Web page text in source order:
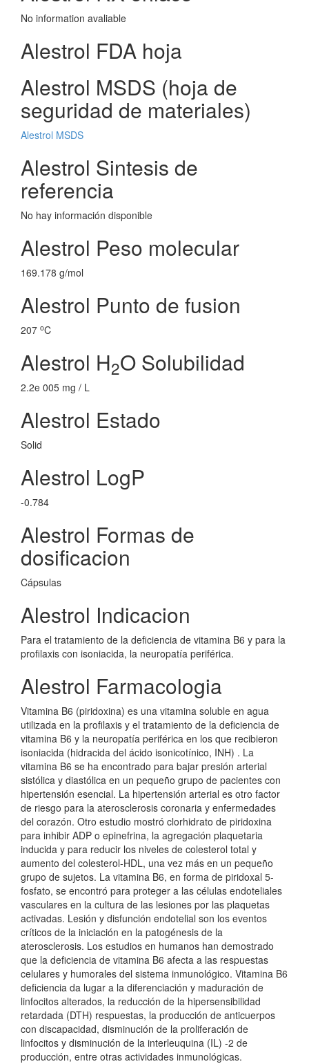
No information avaliable
Alestrol FDA hoja
Alestrol MSDS (hoja de
seguridad de materiales)
Alestrol MSDS
Alestrol Sintesis de
referencia
No hay información disponible
Alestrol Peso molecular
169.178 g/mol
Alestrol Punto de fusion
207 oC
Alestrol H2O Solubilidad
2.2e 005 mg / L
Alestrol Estado
Solid
Alestrol LogP
-0.784
Alestrol Formas de
dosificacion
Cápsulas
Alestrol Indicacion
Para el tratamiento de la deficiencia de vitamina B6 y para la
profilaxis con isoniacida, la neuropatía periférica.
Alestrol Farmacologia
Vitamina B6 (piridoxina) es una vitamina soluble en agua
utilizada en la profilaxis y el tratamiento de la deficiencia de
vitamina B6 y la neuropatía periférica en los que recibieron
isoniacida (hidracida del ácido isonicotínico, INH) . La
vitamina B6 se ha encontrado para bajar presión arterial
sistólica y diastólica en un pequeño grupo de pacientes con
hipertensión esencial. La hipertensión arterial es otro factor
de riesgo para la aterosclerosis coronaria y enfermedades
del corazón. Otro estudio mostró clorhidrato de piridoxina
para inhibir ADP o epinefrina, la agregación plaquetaria
inducida y para reducir los niveles de colesterol total y
aumento del colesterol-HDL, una vez más en un pequeño
grupo de sujetos. La vitamina B6, en forma de piridoxal 5-
fosfato, se encontró para proteger a las células endoteliales
vasculares en la cultura de las lesiones por las plaquetas
activadas. Lesión y disfunción endotelial son los eventos
críticos de la iniciación en la patogénesis de la
aterosclerosis. Los estudios en humanos han demostrado
que la deficiencia de vitamina B6 afecta a las respuestas
celulares y humorales del sistema inmunológico. Vitamina B6
deficiencia da lugar a la diferenciación y maduración de
linfocitos alterados, la reducción de la hipersensibilidad
retardada (DTH) respuestas, la producción de anticuerpos
con discapacidad, disminución de la proliferación de
linfocitos y disminución de la interleuquina (IL) -2 de
producción, entre otras actividades inmunológicas.